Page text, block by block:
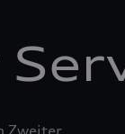
Zweiter